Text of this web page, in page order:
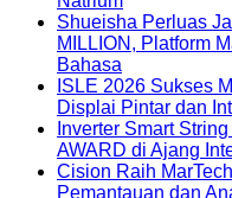
Shueisha Perluas
MILLION, Platform
Bahasa
ISLE 2026 Sukses
Displai Pintar dan
Inverter Smart
AWARD di Ajang
Cision Raih
Pemantauan dan